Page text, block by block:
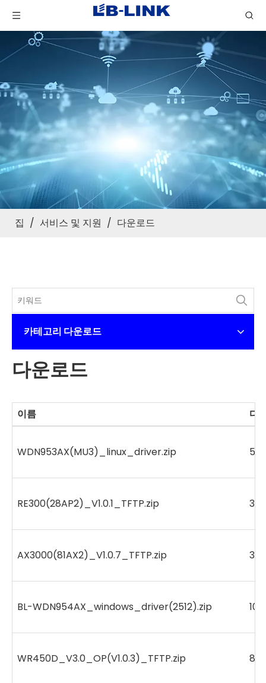
집 / 서비스 및 지원 / 다운로드
카테고리 다운로드
다운로드
이름 다
WDN953AX(MU3)_linux_driver.zip 532
RE300(28AP2)_V1.0.1_TFTP.zip 336
AX3000(81AX2)_V1.0.7_TFTP.zip 362
BL-WDN954AX_windows_driver(2512).zip
WR450D_V3.0_OP(V1.0.3)_TFTP.zip